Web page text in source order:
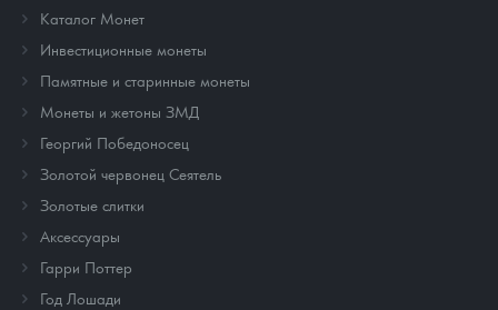
Каталог Монет
Инвестиционные монеты
Памятные и старинные монеты
Монеты и жетоны ЗМД
Георгий Победоносец
Золотой червонец Сеятель
Золотые слитки
Аксессуары
Гарри Поттер
Год Лошади